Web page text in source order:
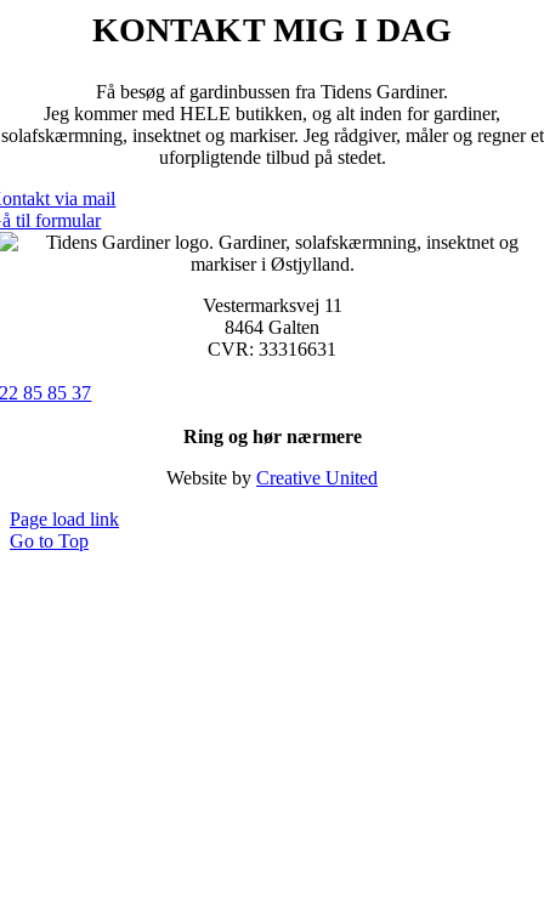
KONTAKT MIG I DAG
Få besøg af gardinbussen fra Tidens Gardiner.
Jeg kommer med HELE butikken, og alt inden for gardiner,
solafskærmning, insektnet og markiser. Jeg rådgiver, måler og regner et
uforpligtende tilbud på stedet.
via mail
til formular
Vestermarksvej 11
8464 Galten
CVR: 33316631
22 85 85 37
Ring og hør nærmere
Website by Creative United
Page load link
Go to Top